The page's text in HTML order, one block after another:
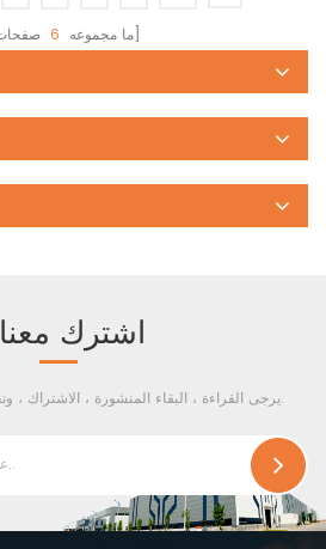
[ ما مجموعه 6 صفحات]
اشترك معنا
يرجى القراءة ، البقاء المنشورة ، الاشتراك ، ونحن نرحب بكم لإخبارنا برأيك.